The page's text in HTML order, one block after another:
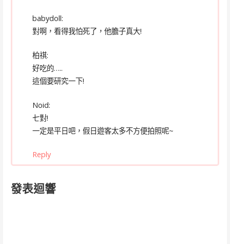
babydoll:
對啊，看得我怕死了，他膽子真大!
柏祺:
好吃的…..
這個要研究一下!
Noid:
七對!
一定是平日吧，假日遊客太多不方便拍照呢~
Reply
發表迴響